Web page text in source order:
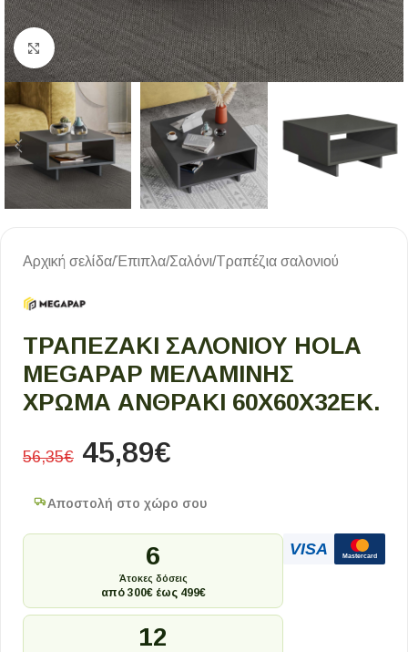
Κλικ για μεγέθυνση
Αρχική σελίδα/Έπιπλα/Σαλόνι/Τραπέζια σαλονιού
ΤΡΑΠΕΖΆΚΙ ΣΑΛΟΝΙΟΎ HOLA
MEGAPAP ΜΕΛΑΜΊΝΗΣ
ΧΡΏΜΑ ΑΝΘΡΑΚΊ 60X60X32ΕΚ.
56,35€ 45,89€
Αποστολή στο χώρο σου
6
Άτοκες δόσεις
από 300€ έως 499€
12
VISA Mastercard